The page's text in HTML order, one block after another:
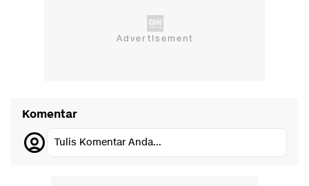
Komentar
Tulis Komentar Anda...